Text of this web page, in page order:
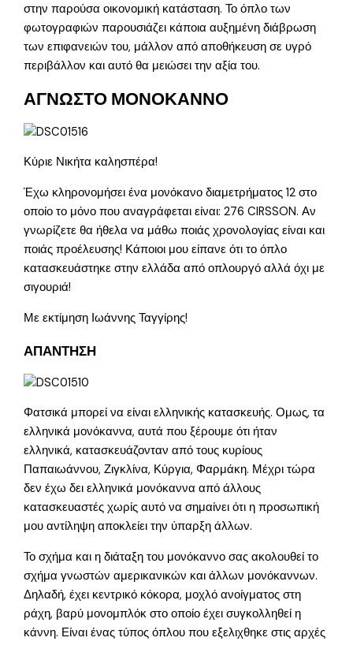
στην παρούσα οικονομική κατάσταση. Το όπλο των
φωτογραφιών παρουσιάζει κάποια αυξημένη διάβρωση
των επιφανειών του, μάλλον από αποθήκευση σε υγρό
περιβάλλον και αυτό θα μειώσει την αξία του.
ΑΓΝΩΣΤΟ ΜΟΝΟΚΑΝΝΟ
Κύριε Νικήτα καλησπέρα!
Έχω κληρονομήσει ένα μονόκανο διαμετρήματος 12 στο
οποίο το μόνο που αναγράφεται είναι: 276 CIRSSON. Αν
γνωρίζετε θα ήθελα να μάθω ποιάς χρονολογίας είναι και
ποιάς προέλευσης! Κάποιοι μου είπανε ότι το όπλο
κατασκευάστηκε στην ελλάδα από οπλουργό αλλά όχι με
σιγουριά!
Με εκτίμηση Ιωάννης Ταγγίρης!
ΑΠΑΝΤΗΣΗ
Φατσικά μπορεί να είναι ελληνικής κατασκευής. Ομως, τα
ελληνικά μονόκαννα, αυτά που ξέρουμε ότι ήταν
ελληνικά, κατασκευάζονταν από τους κυρίους
Παπαιωάννου, Ζιγκλίνα, Κύργια, Φαρμάκη. Μέχρι τώρα
δεν έχω δει ελληνικά μονόκαννα από άλλους
κατασκευαστές χωρίς αυτό να σημαίνει ότι η προσωπική
μου αντίληψη αποκλείει την ύπαρξη άλλων.
Το σχήμα και η διάταξη του μονόκαννο σας ακολουθεί το
σχήμα γνωστών αμερικανικών και άλλων μονόκαννων.
Δηλαδή, έχει κεντρικό κόκορα, μοχλό ανοίγματος στη
ράχη, βαρύ μονομπλόκ στο οποίο έχει συγκολληθεί η
κάννη. Είναι ένας τύπος όπλου που εξελιχθηκε στις αρχές